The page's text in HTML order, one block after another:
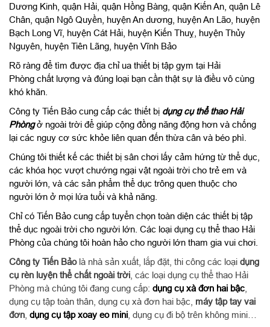
Dương Kinh, quận Hải, quận Hồng Bàng, quận Kiến An, quận Lê
Chân, quận Ngô Quyền, huyện An dương, huyện An Lão, huyện
Bạch Long Vĩ, huyện Cát Hải, huyện Kiến Thuỵ, huyện Thủy
Nguyên, huyện Tiên Lãng, huyện Vĩnh Bảo
Rõ ràng để tìm được địa chỉ ua thiết bị tập gym tại Hải
Phòng chất lượng và đúng loại bạn cần thật sự là điều vô cùng
khó khăn.
Công ty Tiến Bảo cung cấp các thiết bị dụng cụ thể thao Hải
Phòngở ngoài trời để giúp cộng đồng năng động hơn và chống
lại các nguy cơ sức khỏe liên quan đến thừa cân và béo phì.
Chúng tôi thiết kế các thiết bị sân chơi lấy cảm hứng từ thể dục,
các khóa học vượt chướng ngại vật ngoài trời cho trẻ em và
người lớn, và các sản phẩm thể dục trông quen thuộc cho
người lớn ở mọi lứa tuổi và khả năng.
Chỉ có Tiến Bảo cung cấp tuyển chọn toàn diện các thiết bị tập
thể dục ngoài trời cho người lớn. Các loại dụng cụ thể thao Hải
Phòng của chúng tôi hoàn hảo cho người lớn tham gia vui chơi.
Công ty Tiến Bảolà nhà sản xuất, lắp đặt, thi công các loại dụng
cụ rèn luyện thể chất ngoài trời , các loại dụng cụ thể thao Hải
Phòng mà chúng tôi đang cung cấp: dụng cụ xà đơn hai bậc
dụng cụ tập toàn thân, dụng cụ xà đơn hai bậc, máy tập tay vai
đơn dụng cụ tập xoay eo mini , dụng cụ đi bộ trên không mini…